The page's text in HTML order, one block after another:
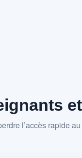
l’accès rapide au